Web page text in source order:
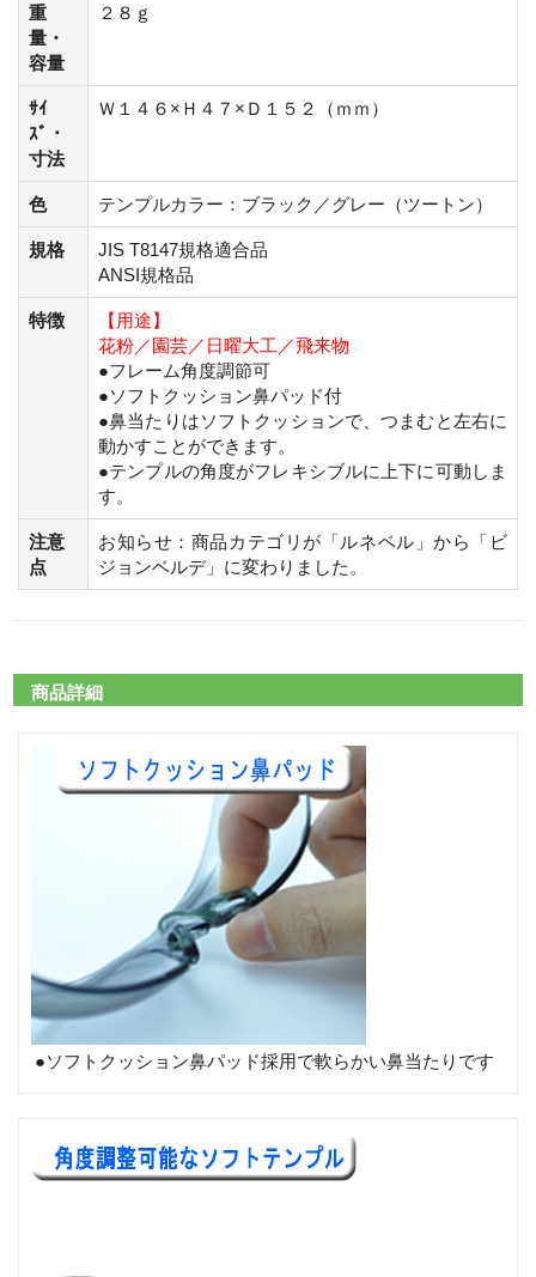
重
量・
容量
２８ｇ
ｻｲ
ｽﾞ・
寸法
Ｗ１４６×Ｈ４７×Ｄ１５２（ｍｍ）
色 テンプルカラー：ブラック／グレー（ツートン）
規格
JIS T8147規格適合品
ANSI規格品
特徴
【用途】
花粉／園芸／日曜大工／飛来物
●フレーム角度調節可
●ソフトクッション鼻パッド付
●鼻当たりはソフトクッションで、つまむと左右に
動かすことができます。
●テンプルの角度がフレキシブルに上下に可動しま
す。
注意
点
お知らせ：商品カテゴリが「ルネベル」から「ビ
ジョンベルデ」に変わりました。
商品詳細
●ソフトクッション鼻パッド採用で軟らかい鼻当たりです